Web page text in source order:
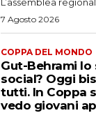
7 Agosto 2026
COPPA DEL MONDO
Gut-Behrami
social? Oggi
tutti. In Coppa
vedo giovani